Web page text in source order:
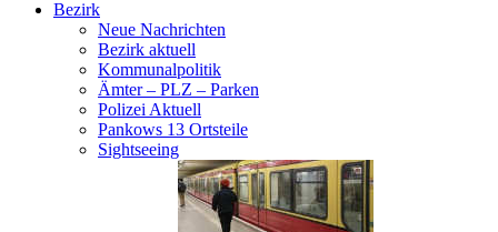
Bezirk
Neue Nachrichten
Bezirk aktuell
Kommunalpolitik
Ämter – PLZ – Parken
Polizei Aktuell
Pankows 13 Ortsteile
Sightseeing